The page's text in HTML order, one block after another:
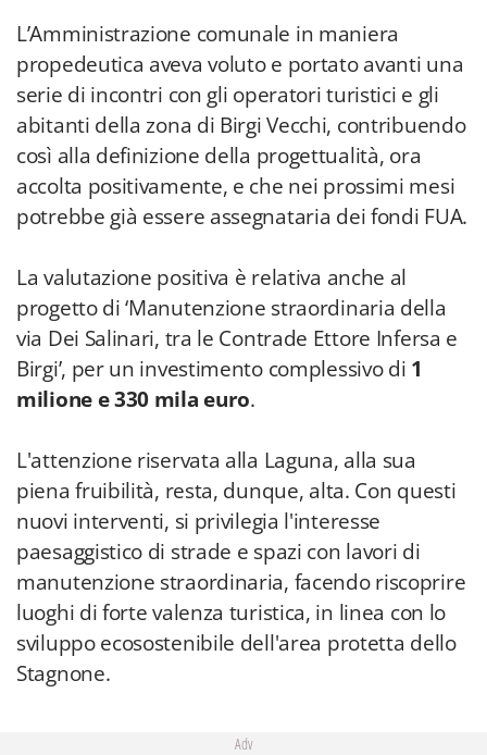
L’Amministrazione comunale in maniera
propedeutica aveva voluto e portato avanti una
serie di incontri con gli operatori turistici e gli
abitanti della zona di Birgi Vecchi, contribuendo
così alla definizione della progettualità, ora
accolta positivamente, e che nei prossimi mesi
potrebbe già essere assegnataria dei fondi FUA.
La valutazione positiva è relativa anche al
progetto di ‘Manutenzione straordinaria della
via Dei Salinari, tra le Contrade Ettore Infersa e
Birgi’, per un investimento complessivo di 1
milione e 330 mila euro.
L'attenzione riservata alla Laguna, alla sua
piena fruibilità, resta, dunque, alta. Con questi
nuovi interventi, si privilegia l'interesse
paesaggistico di strade e spazi con lavori di
manutenzione straordinaria, facendo riscoprire
luoghi di forte valenza turistica, in linea con lo
sviluppo ecosostenibile dell'area protetta dello
Stagnone.
Adv